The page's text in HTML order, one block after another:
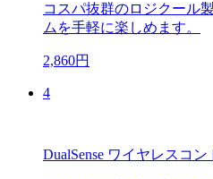
コスパ抜群のロジクール
ムを手軽に楽しめます。
2,860円
4
DualSense ワイヤレスコ